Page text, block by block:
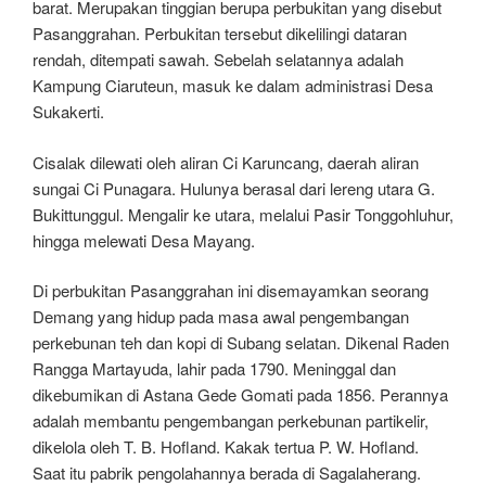
barat. Merupakan tinggian berupa perbukitan yang disebut
Pasanggrahan. Perbukitan tersebut dikelilingi dataran
rendah, ditempati sawah. Sebelah selatannya adalah
Kampung Ciaruteun, masuk ke dalam administrasi Desa
Sukakerti.
Cisalak dilewati oleh aliran Ci Karuncang, daerah aliran
sungai Ci Punagara. Hulunya berasal dari lereng utara G.
Bukittunggul. Mengalir ke utara, melalui Pasir Tonggohluhur,
hingga melewati Desa Mayang.
Di perbukitan Pasanggrahan ini disemayamkan seorang
Demang yang hidup pada masa awal pengembangan
perkebunan teh dan kopi di Subang selatan. Dikenal Raden
Rangga Martayuda, lahir pada 1790. Meninggal dan
dikebumikan di Astana Gede Gomati pada 1856. Perannya
adalah membantu pengembangan perkebunan partikelir,
dikelola oleh T. B. Hofland. Kakak tertua P. W. Hofland.
Saat itu pabrik pengolahannya berada di Sagalaherang.